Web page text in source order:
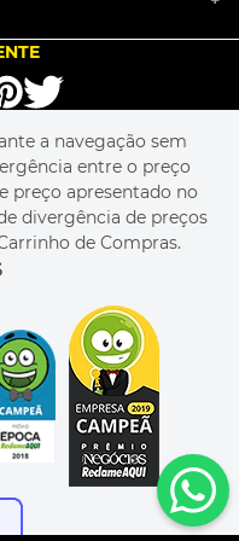
PEDIDO
a navegação sem
entre o preço
preço apresentado no
divergência de preços
de Compras.